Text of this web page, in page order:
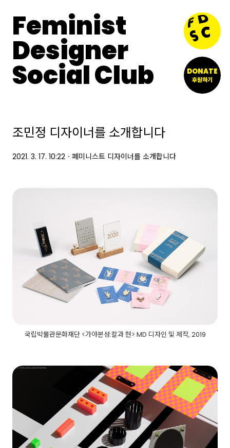
Feminist
Designer
Social Club DONATE
후원하기
조민정 디자이너를 소개합니다
2021. 3. 17. 10:22 ㆍ 페미니스트 디자이너를 소개합니다
국립박물관문화재단 <가야본성:칼과 현> MD 디자인 및 제작, 2019